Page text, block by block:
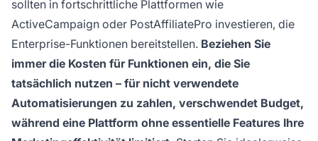
sollten in fortschrittliche Plattformen wie
ActiveCampaign oder PostAffiliatePro investieren, die
Enterprise-Funktionen bereitstellen. Beziehen Sie
immer die Kosten für Funktionen ein, die Sie
tatsächlich nutzen – für nicht verwendete
Automatisierungen zu zahlen, verschwendet Budget,
während eine Plattform ohne essentielle Features Ihre